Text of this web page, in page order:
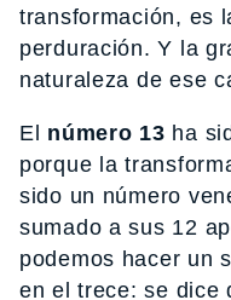
transformación, es
perduración. Y la
naturaleza de ese
El número 13 ha
porque la
sido un número
sumado a sus 12
podemos hacer un
en el trece: se dice